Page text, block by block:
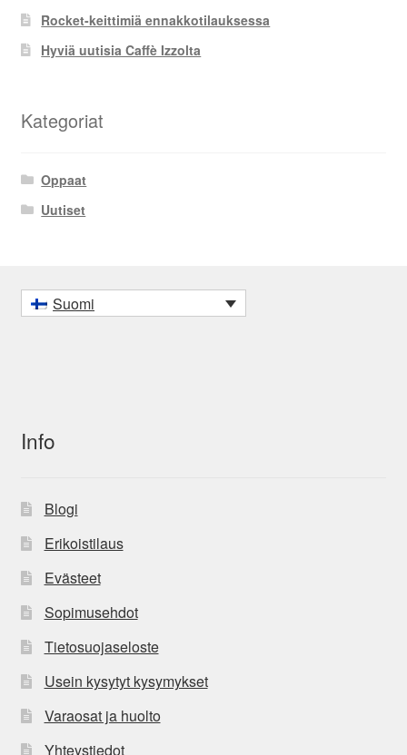
Rocket-keittimiä ennakkotilauksessa
Hyviä uutisia Caffè Izzolta
Kategoriat
Oppaat
Uutiset
Suomi
Info
Blogi
Erikoistilaus
Evästeet
Sopimusehdot
Tietosuojaseloste
Usein kysytyt kysymykset
Varaosat ja huolto
Yhteystiedot